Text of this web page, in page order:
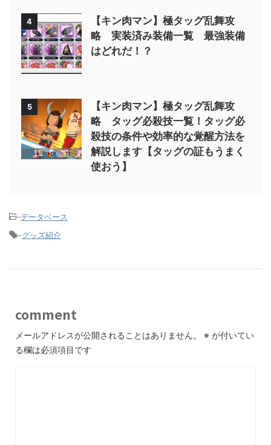
4
【キン肉マン】極タッグ乱舞攻
略 実装済み装備一覧 最強装備
はどれだ！？
5
【キン肉マン】極タッグ乱舞攻
略 タッグ必殺技一覧！タッグ必
殺技の条件や効率的な覚醒方法を
解説します【タッグの証もうまく
使おう】
-データベース
-グッズ紹介
comment
メールアドレスが公開されることはありません。 ※ が付いてい
る欄は必須項目です